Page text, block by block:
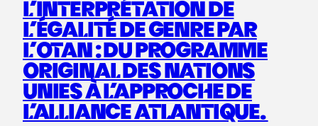
L’INTERPRÉTATION DE
L’ÉGALITÉ DE GENRE PAR
L’OTAN : DU PROGRAMME
ORIGINAL DES NATIONS
UNIES À L’APPROCHE DE
L’ALLIANCE ATLANTIQUE.